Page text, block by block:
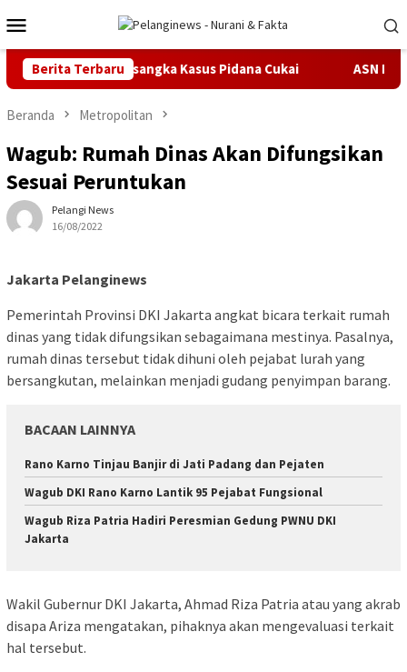
ke
kontenMobile
Berita Terbaru
Terima Tersangka Kasus Pidana Cukai ASN
Beranda Metropolitan
Wagub: Rumah Dinas Akan Difungsikan
Sesuai Peruntukan
Pelangi News
16/08/2022
Jakarta Pelanginews
Pemerintah Provinsi DKI Jakarta angkat bicara terkait rumah
dinas yang tidak difungsikan sebagaimana mestinya. Pasalnya,
rumah dinas tersebut tidak dihuni oleh pejabat lurah yang
bersangkutan, melainkan menjadi gudang penyimpan barang.
BACAAN LAINNYA
Rano Karno Tinjau Banjir di Jati Padang dan Pejaten
Wagub DKI Rano Karno Lantik 95 Pejabat Fungsional
Wagub Riza Patria Hadiri Peresmian Gedung PWNU DKI
Jakarta
Wakil Gubernur DKI Jakarta, Ahmad Riza Patria atau yang akrab
disapa Ariza mengatakan, pihaknya akan mengevaluasi terkait
hal tersebut.